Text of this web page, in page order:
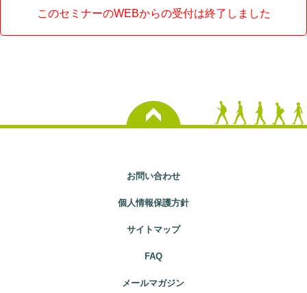
このセミナーのWEBからの受付は終了しました
お問い合わせ
個人情報保護方針
サイトマップ
FAQ
メールマガジン